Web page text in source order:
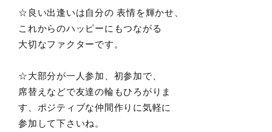
☆良い出逢いは自分の 表情を輝かせ、
これからのハッピーにもつながる
大切なファクターです。
☆大部分が一人参加、初参加で、
席替えなどで友達の輪もひろがりま
す、ポジティブな仲間作りに気軽に
参加して下さいね。